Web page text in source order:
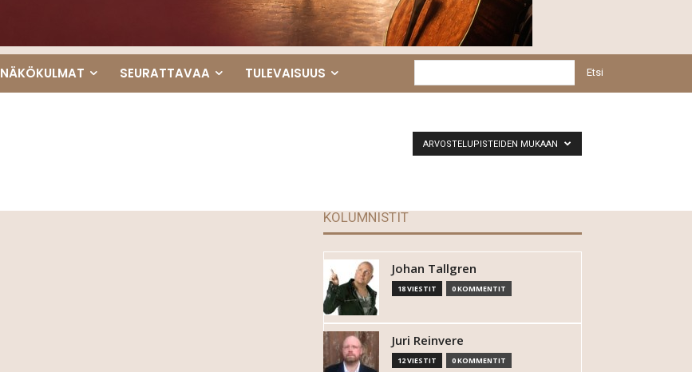
NÄKÖKULMAT SEURATTAVAA TULEVAISUUS Etsi
ARVOSTELUPISTEIDEN MUKAAN
KOLUMNISTIT
Johan Tallgren
18 VIESTIT 0 KOMMENTIT
Juri Reinvere
12 VIESTIT 0 KOMMENTIT